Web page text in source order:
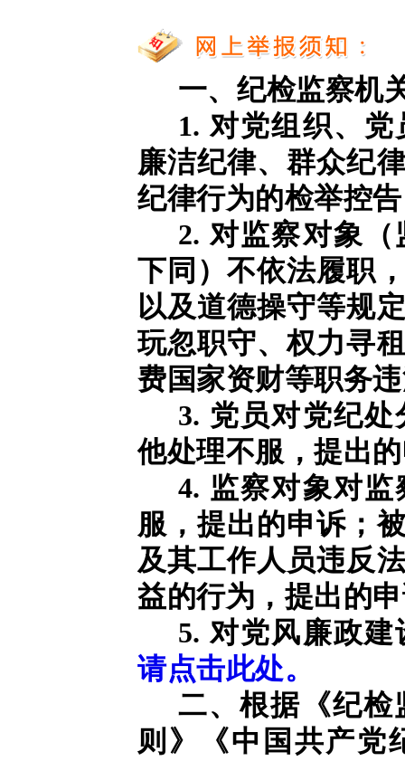
一、纪检监察机
1. 对党组织、
廉洁纪律、群众纪
纪律行为的检举控
2. 对监察对象
下同）不依法履职
以及道德操守等规
玩忽职守、权力寻
费国家资财等职务
3. 党员对党纪
他处理不服，提出
4. 监察对象对
服，提出的申诉；
及其工作人员违反
益的行为，提出的
5. 对党风廉政
请点击此处。
二、根据《纪检
则》《中国共产党